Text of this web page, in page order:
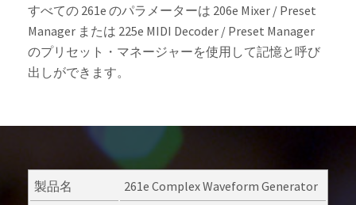
すべての 261e のパラメーターは 206e Mixer / Preset
Manager または 225e MIDI Decoder / Preset Manager
のプリセット・マネージャーを使用して記憶と呼び
出しができます。
製品名
261e Complex Waveform Generator